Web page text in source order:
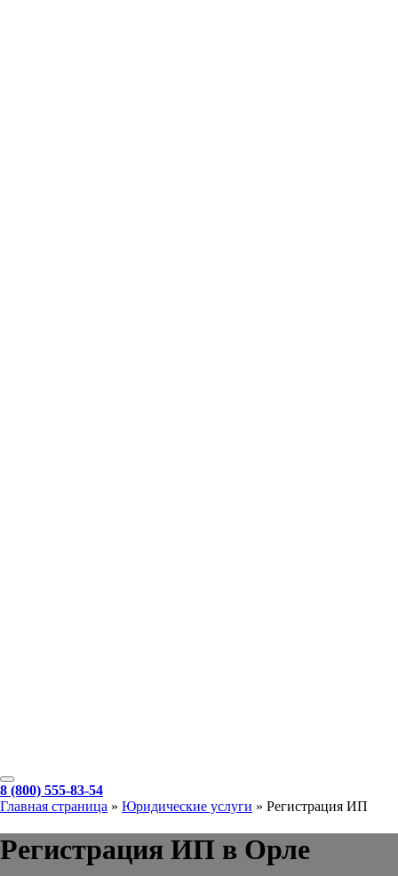
8 (800) 555-83-54
Главная страница » Юридические услуги » Регистрация ИП
Регистрация ИП в Орле